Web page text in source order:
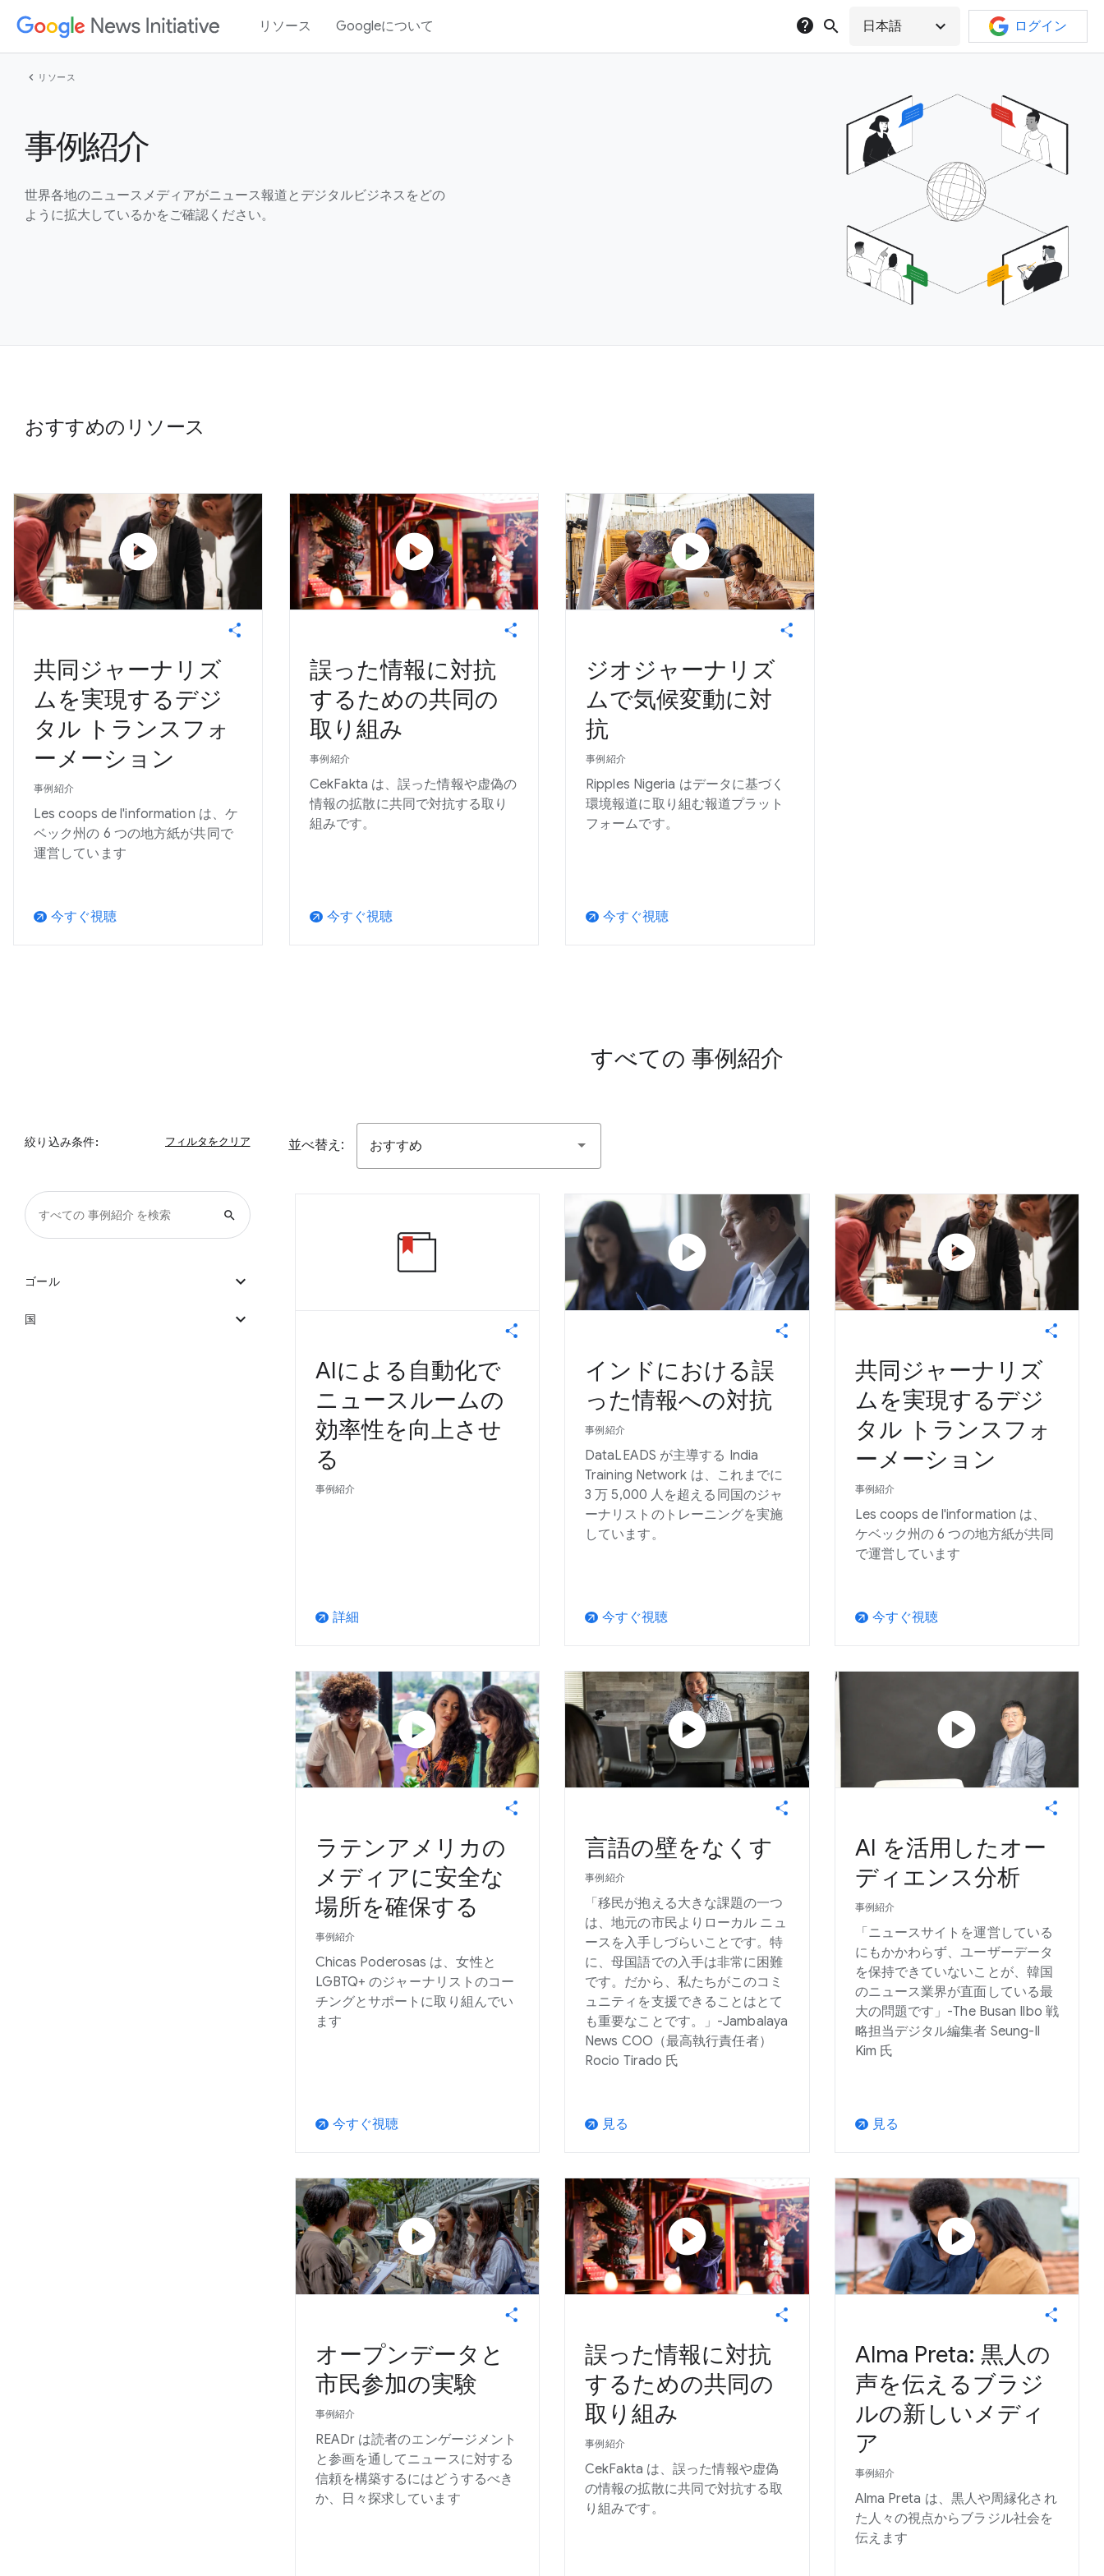
リソース Googleについて help search 日本語 expand_more ログイン
chevron_left リソース
事例紹介
世界各地のニュースメディアがニュース報道とデジタルビジネスをどの
ように拡大しているかをご確認ください。
おすすめのリソース
play_circle
共同ジャーナリズ
ムを実現するデジ
タル トランスフォ
ーメーション
事例紹介
Les coops de l'information は、ケ
ベック州の 6 つの地方紙が共同で
運営しています
arrow_outward 今すぐ視聴
play_circle
誤った情報に対抗
するための共同の
取り組み
事例紹介
CekFakta は、誤った情報や虚偽の
情報の拡散に共同で対抗する取り
組みです。
arrow_outward 今すぐ視聴
play_circle
ジオジャーナリズ
ムで気候変動に対
抗
事例紹介
Ripples Nigeria はデータに基づく
環境報道に取り組む報道プラット
フォームです。
arrow_outward 今すぐ視聴
すべての 事例紹介
絞り込み条件:
search
ゴール expand_more
国 expand_more
並べ替え: おすすめ
AIによる自動化で
ニュースルームの
効率性を向上させ
る
事例紹介
arrow_outward 詳細
play_circle
インドにおける誤
った情報への対抗
事例紹介
DataLEADS が主導する India
Training Network は、これまでに
3 万 5,000 人を超える同国のジャ
ーナリストのトレーニングを実施
しています。
arrow_outward 今すぐ視聴
play_circle
共同ジャーナリズ
ムを実現するデジ
タル トランスフォ
ーメーション
事例紹介
Les coops de l'information は、
ケベック州の 6 つの地方紙が共同
で運営しています
arrow_outward 今すぐ視聴
play_circle
ラテンアメリカの
メディアに安全な
場所を確保する
事例紹介
Chicas Poderosas は、女性と
LGBTQ+ のジャーナリストのコー
チングとサポートに取り組んでい
ます
arrow_outward 今すぐ視聴
play_circle
言語の壁をなくす
事例紹介
「移民が抱える大きな課題の一つ
は、地元の市民よりローカル ニュ
ースを入手しづらいことです。特
に、母国語での入手は非常に困難
です。だから、私たちがこのコミ
ュニティを支援できることはとて
も重要なことです。」-Jambalaya
News COO（最高執行責任者）
Rocio Tirado 氏
arrow_outward 見る
play_circle
AI を活用したオー
ディエンス分析
事例紹介
「ニュースサイトを運営している
にもかかわらず、ユーザーデータ
を保持できていないことが、韓国
のニュース業界が直面している最
大の問題です」-The Busan Ilbo 戦
略担当デジタル編集者 Seung-Il
Kim 氏
arrow_outward 見る
play_circle
オープンデータと
市民参加の実験
事例紹介
READr は読者のエンゲージメント
と参画を通してニュースに対する
信頼を構築するにはどうするべき
か、日々探求しています
play_circle
誤った情報に対抗
するための共同の
取り組み
事例紹介
CekFakta は、誤った情報や虚偽
の情報の拡散に共同で対抗する取
り組みです。
play_circle
Alma Preta: 黒人の
声を伝えるブラジ
ルの新しいメディ
ア
事例紹介
Alma Preta は、黒人や周縁化され
た人々の視点からブラジル社会を
伝えます